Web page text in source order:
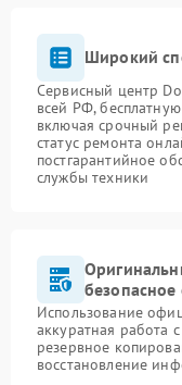
Широкий
Сервисный центр
всей РФ,
включая срочный
статус ремонта
постгарантийное
службы техники
Использование
аккуратная работа
резервное
восстановление